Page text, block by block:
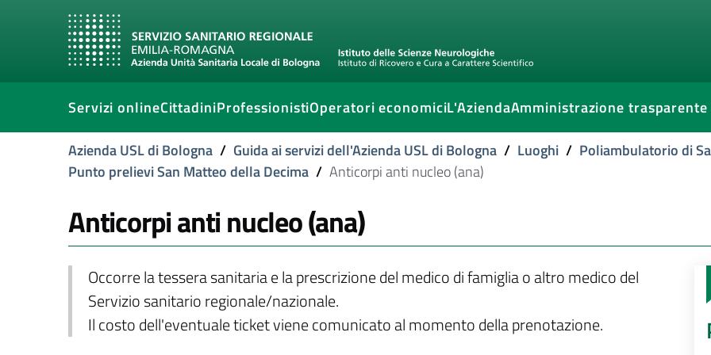
Servizi onlineCittadiniProfessionistiOperatori economiciL'AziendaAmministrazione trasparente
Azienda USL di Bologna / Guida ai servizi dell'Azienda USL di Bologna / Luoghi / Poliambulatorio di
Punto prelievi San Matteo della Decima / Anticorpi anti nucleo (ana)
Anticorpi anti nucleo (ana)
Occorre la tessera sanitaria e la prescrizione del medico di famiglia o altro medico del
Servizio sanitario regionale/nazionale.
Il costo dell'eventuale ticket viene comunicato al momento della prenotazione.